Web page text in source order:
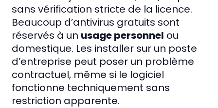
sans vérification stricte de la licence.
Beaucoup d’antivirus gratuits sont
réservés à un usage personnel ou
domestique. Les installer sur un poste
d’entreprise peut poser un problème
contractuel, même si le logiciel
fonctionne techniquement sans
restriction apparente.